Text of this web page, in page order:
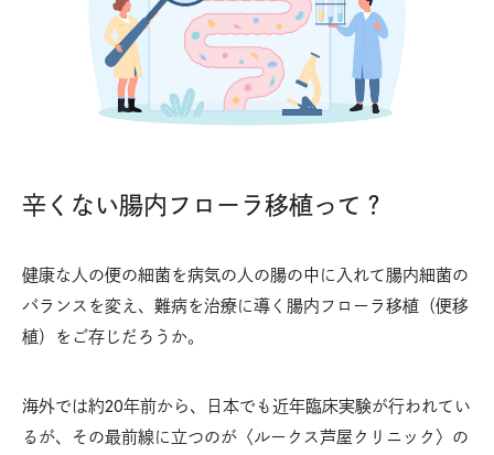
辛くない腸内フローラ移植って？
健康な人の便の細菌を病気の人の腸の中に入れて腸内細菌の
バランスを変え、難病を治療に導く腸内フローラ移植（便移
植）をご存じだろうか。
海外では約20年前から、日本でも近年臨床実験が行われてい
るが、その最前線に立つのが〈ルークス芦屋クリニック〉の